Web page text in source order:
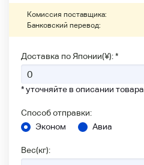
Комиссия поставщика:
Банковский перевод:
Доставка по Японии(¥): *
* уточняйте в описании товара
Способ отправки:
Эконом
Авиа
Вес(кг):